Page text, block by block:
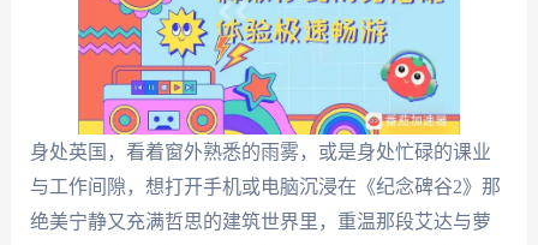
身处英国，看着窗外熟悉的雨雾，或是身处忙碌的课业
与工作间隙，想打开手机或电脑沉浸在《纪念碑谷2》那
绝美宁静又充满哲思的建筑世界里，重温那段艾达与萝